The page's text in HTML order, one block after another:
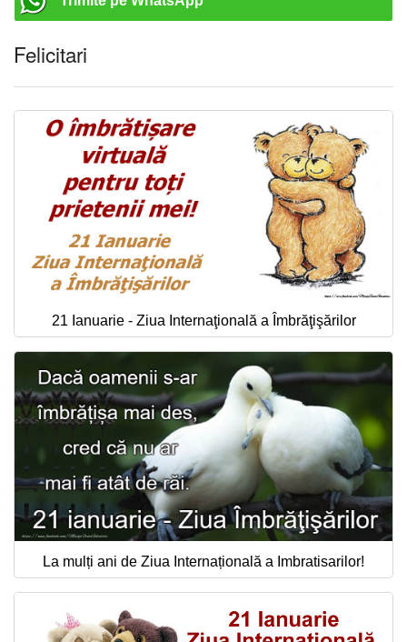
Felicitari
21 Ianuarie - Ziua Internaţională a Îmbrăţişărilor
La mulți ani de Ziua Internațională a Imbratisarilor!